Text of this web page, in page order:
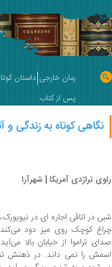
رمان خارجی داستان
پس از کتاب
نگاهی کوتاه به زندگی و
راوی تراژدی آمریکا | شهرآرا
شبی در اتاقی اجاره ای در
چراغ کوچک روی میز دود
صدای تراموا از خیابان بالا
اسمش را نمی داند. در ذهنش